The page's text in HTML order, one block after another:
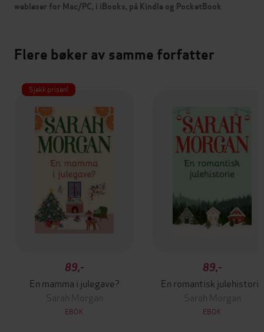
webleser for Mac/PC, i iBooks, på Kindle og PocketBook
Flere bøker av samme forfatter
Sjekk prisen!
89,-
En mamma i julegave?
Sarah Morgan
EBOK
89,-
En romantisk julehistorie
Sarah Morgan
EBOK